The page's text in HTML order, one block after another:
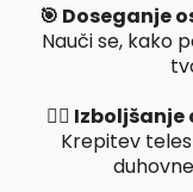
🎯 Doseganje
Nauči se, kako
🧘‍♂️
Krepitev